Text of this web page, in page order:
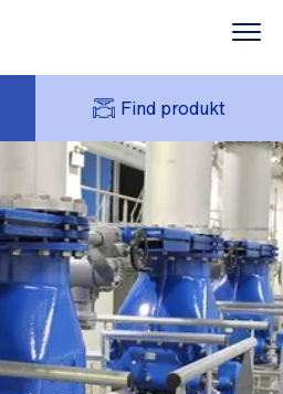
Find produkt
FORESPØRG
MIT AVK
AVK HOLDING (GROUP)
PRISLISTE